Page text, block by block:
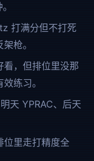
打满分但不打死
枪。
看，但排位里没那
练习。
天 YPRAC、后天
位里走打精度全